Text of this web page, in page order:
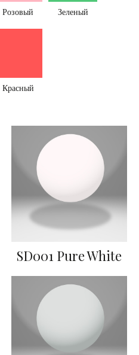
Розовый Зеленый
Красный
SD001 Pure White